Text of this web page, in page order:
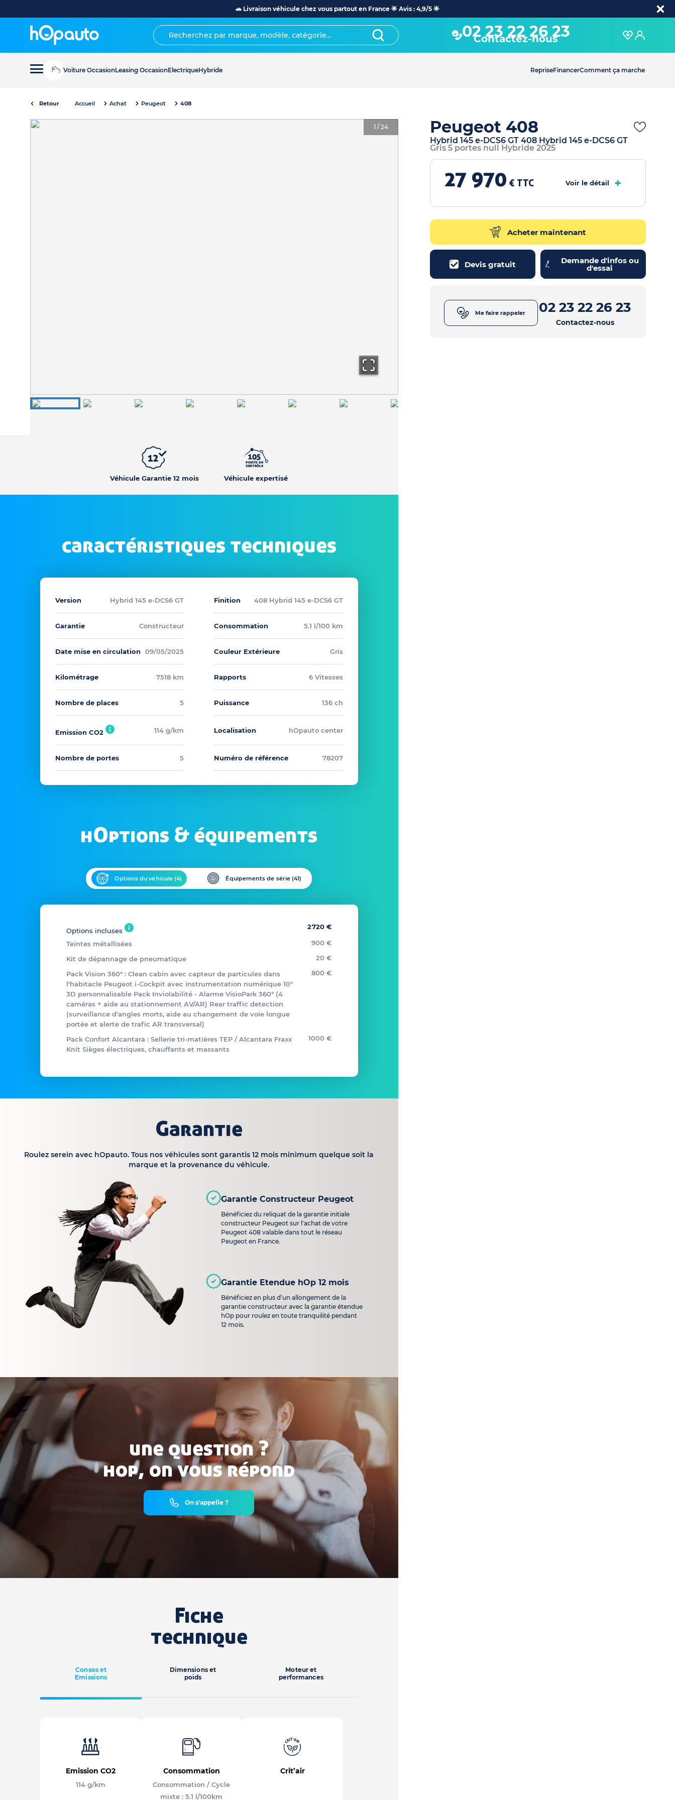
🚗 Livraison véhicule chez vous partout en France 🌟 Avis : 4,9/5 🌟
02 23 22 26 23
Contactez-nous
Voiture OccasionLeasing OccasionElectriqueHybride RepriseFinancerComment ça marche
Retour Accueil Achat Peugeot 408
1 / 24
Véhicule Garantie 12 mois Véhicule expertisé
caractéristiques techniques
Version Hybrid 145 e-DCS6 GT Finition 408 Hybrid 145 e-DCS6 GT
Garantie Constructeur Consommation 5.1 l/100 km
Date mise en circulation 09/05/2025 Couleur Extérieure Gris
Kilométrage 7518 km Rapports 6 Vitesses
Nombre de places 5 Puissance 136 ch
Emission CO2 114 g/km Localisation hOpauto center
Nombre de portes 5 Numéro de référence 78207
hOptions & équipements
Options du véhicule (4) Équipements de série (41)
Options incluses 2720 €
Teintes métallisées
900 €
Kit de dépannage de pneumatique
20 €
Pack Vision 360° : Clean cabin avec capteur de particules dans
l'habitacle Peugeot i-Cockpit avec instrumentation numérique 10"
3D personnalisable Pack Inviolabilité - Alarme VisioPark 360° (4
caméras + aide au stationnement AV/AR) Rear traffic detection
(surveillance d'angles morts, aide au changement de voie longue
portée et alerte de trafic AR transversal)
800 €
Pack Confort Alcantara : Sellerie tri-matières TEP / Alcantara Fraxx
Knit Sièges électriques, chauffants et massants
1000 €
Garantie
Roulez serein avec hOpauto. Tous nos véhicules sont garantis 12 mois minimum quelque soit la
marque et la provenance du véhicule.
Garantie Constructeur Peugeot
Bénéficiez du reliquat de la garantie initiale
constructeur Peugeot sur l'achat de votre
Peugeot 408 valable dans tout le réseau
Peugeot en France.
Garantie Etendue hOp 12 mois
Bénéficiez en plus d’un allongement de la
garantie constructeur avec la garantie étendue
hOp pour roulez en toute tranquilité pendant
12 mois.
une question ?
hop, on vous répond
On s'appelle ?
Fiche
technique
Consos et
Emissions
Dimensions et
poids
Moteur et
performances
Emission CO2
114 g/km
Consommation
Consommation / Cycle
mixte : 5.1 l/100km
Crit’air
Peugeot 408
Hybrid 145 e-DCS6 GT 408 Hybrid 145 e-DCS6 GT
Gris 5 portes null Hybride 2025
27 970 € TTC Voir le détail +
Acheter maintenant
Devis gratuit Demande d'infos ou
d'essai
Me faire rappeler 02 23 22 26 23
Contactez-nous